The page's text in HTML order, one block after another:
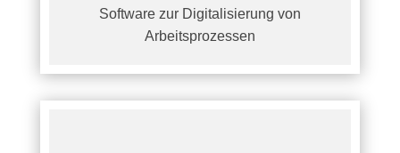
Software zur Digitalisierung von
Arbeitsprozessen